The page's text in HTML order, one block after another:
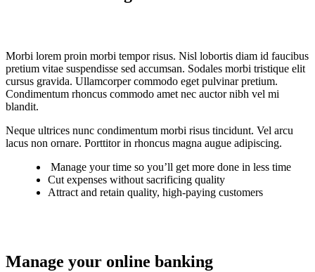
Morbi lorem proin morbi tempor risus. Nisl lobortis diam id faucibus
pretium vitae suspendisse sed accumsan. Sodales morbi tristique elit
cursus gravida. Ullamcorper commodo eget pulvinar pretium.
Condimentum rhoncus commodo amet nec auctor nibh vel mi
blandit.
Neque ultrices nunc condimentum morbi risus tincidunt. Vel arcu
lacus non ornare. Porttitor in rhoncus magna augue adipiscing.
Manage your time so you’ll get more done in less time
Cut expenses without sacrificing quality
Attract and retain quality, high-paying customers
Manage your online banking